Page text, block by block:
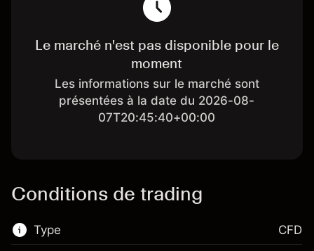
Le marché n'est pas disponible pour le
moment
Les informations sur le marché sont
présentées à la date du 2026-08-
07T20:45:40+00:00
Conditions de trading
Type CFD